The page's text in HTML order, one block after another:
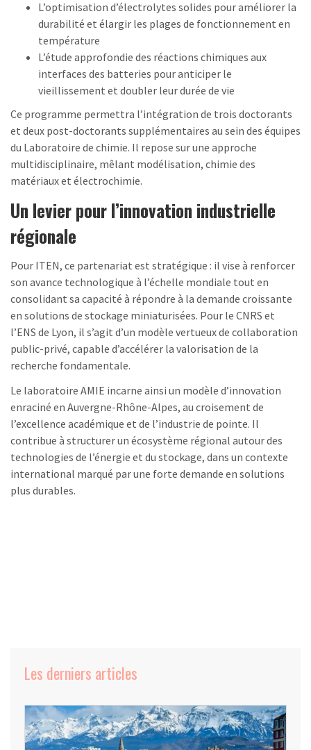
L’optimisation d’électrolytes solides pour améliorer la
durabilité et élargir les plages de fonctionnement en
température
L’étude approfondie des réactions chimiques aux
interfaces des batteries pour anticiper le
vieillissement et doubler leur durée de vie
Ce programme permettra l’intégration de trois doctorants
et deux post-doctorants supplémentaires au sein des équipes
du Laboratoire de chimie. Il repose sur une approche
multidisciplinaire, mêlant modélisation, chimie des
matériaux et électrochimie.
Un levier pour l’innovation industrielle
régionale
Pour ITEN, ce partenariat est stratégique : il vise à renforcer
son avance technologique à l’échelle mondiale tout en
consolidant sa capacité à répondre à la demande croissante
en solutions de stockage miniaturisées. Pour le CNRS et
l’ENS de Lyon, il s’agit d’un modèle vertueux de collaboration
public-privé, capable d’accélérer la valorisation de la
recherche fondamentale.
Le laboratoire AMIE incarne ainsi un modèle d’innovation
enraciné en Auvergne-Rhône-Alpes, au croisement de
l’excellence académique et de l’industrie de pointe. Il
contribue à structurer un écosystème régional autour des
technologies de l’énergie et du stockage, dans un contexte
international marqué par une forte demande en solutions
plus durables.
Les derniers articles